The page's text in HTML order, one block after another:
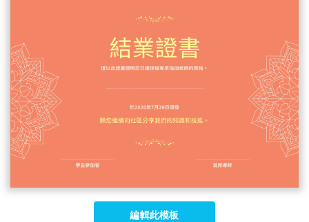
編輯此模板